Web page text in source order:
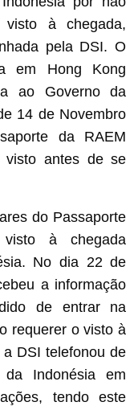
visto à chegada,
pela DSI. O
em Hong Kong
ao Governo da
14 de Novembro
da RAEM
visto antes de se
do Passaporte
à chegada
No dia 22 de
a informação
de entrar na
requerer o visto à
DSI telefonou de
da Indonésia em
tendo este